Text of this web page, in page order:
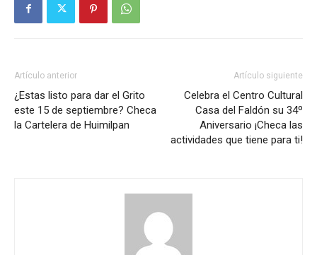
Artículo anterior
¿Estas listo para dar el Grito
este 15 de septiembre? Checa
la Cartelera de Huimilpan
Artículo siguiente
Celebra el Centro Cultural
Casa del Faldón su 34º
Aniversario ¡Checa las
actividades que tiene para ti!